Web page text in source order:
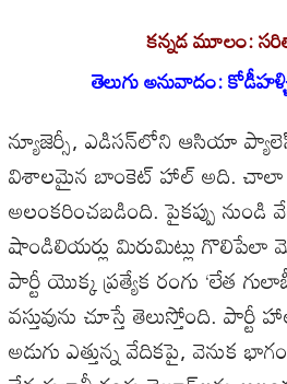
కన్నడ మూలం:
తెలుగు అనువాదం:
న్యూజెర్సీ, ఎడిసన్‌లోని ఆసియా
విశాలమైన బాంకెట్హాల్అది. చాలా
అలంకరించబడింది.పైకప్పునుండి
షాండిలియర్లు మిరుమిట్లుగొలిపేలా
పార్టీయొక్కప్రత్యేక రంగు ‘లేత
వస్తువును చూస్తే తెలుస్తోంది. పార్టీ
అడుగుఎత్తున్నవేదికపై, వెనుక